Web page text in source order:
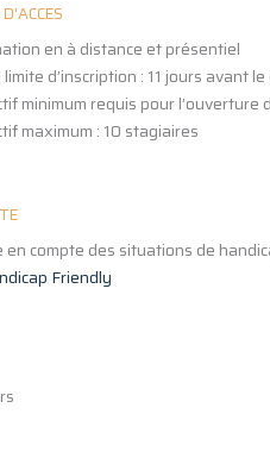
en à distance et présentiel
limite d’inscription : 11 jours avant
minimum requis pour l’ouverture
maximum : 10 stagiaires
en compte des situations de
Friendly